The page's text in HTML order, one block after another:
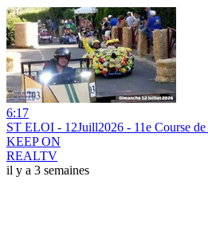
6:17
ST ELOI - 12Juill2026 - 11e Course de
KEEP ON
REALTV
il y a 3 semaines